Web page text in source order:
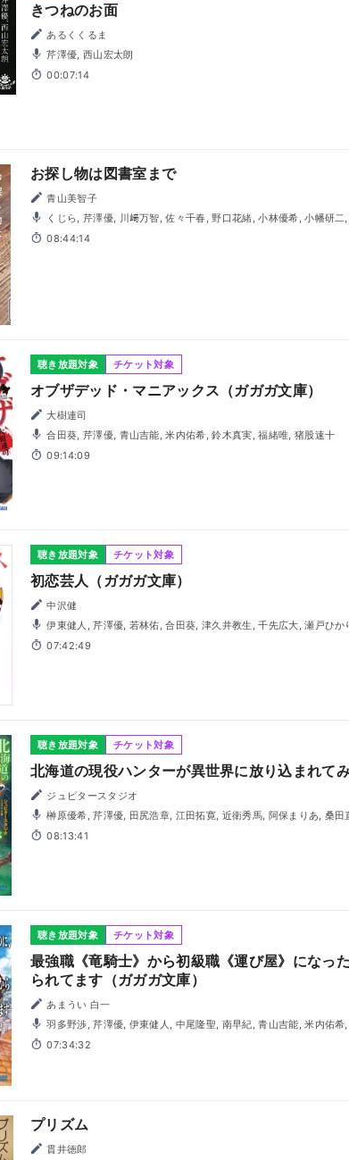
きつねのお面
あるくくるま
芹澤優, 西山宏太朗
00:07:14
お探し物は図書室まで
青山美智子
川天音, 藤原満
08:44:14
聴き放題対象 チケット対象
オブザデッド・マニアックス（ガガガ文庫）
大樹連司
合田葵, 芹澤優, 青山吉能, 米内佑希, 鈴木真実, 福緒唯, 猪股速十
09:14:09
聴き放題対象 チケット対象
初恋芸人（ガガガ文庫）
中沢健
伊東健人, 芹澤優, 若林佑, 合田葵, 津久井教生, 千先広大, 瀬戸ひか
07:42:49
聴き放題対象 チケット対象
北海道の現役ハンターが異世界に放り込まれて
ジュピタースタジオ
榊原優希, 芹澤優, 田尻浩章, 江田拓寛, 近衛秀馬, 阿保まりあ, 桑田
08:13:41
聴き放題対象 チケット対象
最強職《竜騎士》から初級職《運び屋》になっ
られてます（ガガガ文庫）
あまうい 白一
羽多野渉, 芹澤優, 伊東健人, 中尾隆聖, 南早紀, 青山吉能, 米内佑希
07:34:32
プリズム
貫井徳郎